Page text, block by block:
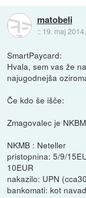
matobeli
:: 19. maj
SmartPaycard:
Hvala, sem vas že
najugodnejša
Če kdo še išče:
Zmagovalec je
NKMB : Neteller
pristopnina: 5/9/
10EUR
nakazilo: UPN
bankomati: kot